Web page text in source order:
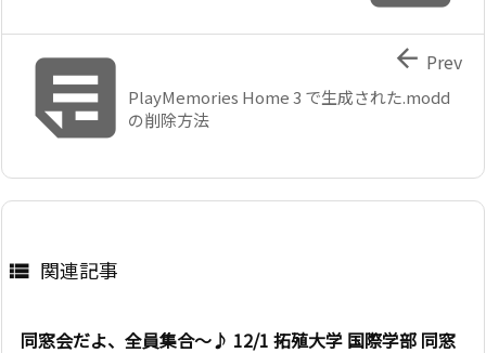
PlayMemories Home 3 で生成された.modd
の削除方法
 Prev
 関連記事
同窓会だよ、全員集合～♪ 12/1 拓殖大学 国際学部 同窓